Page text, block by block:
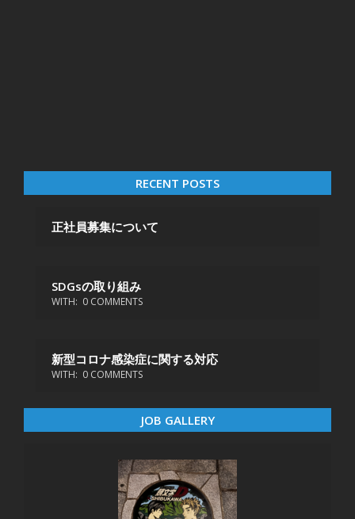
RECENT POSTS
正社員募集について
SDGsの取り組み
WITH: 0 COMMENTS
新型コロナ感染症に関する対応
WITH: 0 COMMENTS
JOB GALLERY